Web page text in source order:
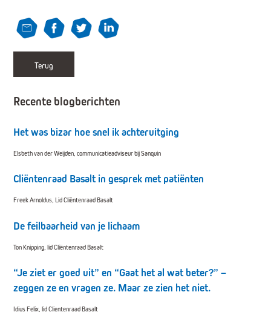
Terug
Recente blogberichten
Het was bizar hoe snel ik achteruitging
Elsbeth van der Weijden, communicatieadviseur bij Sanquin
Cliëntenraad Basalt in gesprek met patiënten
Freek Arnoldus, Lid Cliëntenraad Basalt
De feilbaarheid van je lichaam
Ton Knipping, lid Cliëntenraad Basalt
“Je ziet er goed uit” en “Gaat het al wat beter?” –
zeggen ze en vragen ze. Maar ze zien het niet.
Idius Felix, lid Clientenraad Basalt